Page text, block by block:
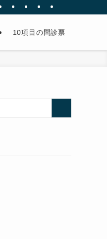
10項目の問診票